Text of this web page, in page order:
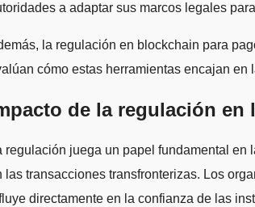
a adaptar sus marcos legales
la regulación en blockchain para
cómo estas herramientas encajan
de la regulación
regulación juega un papel fundamental en
las transacciones transfronterizas. Los
directamente en la confianza de las